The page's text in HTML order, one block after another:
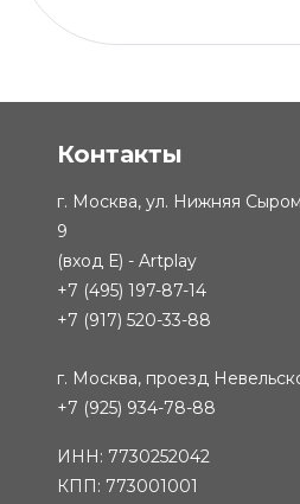
Контакты
г. Москва, ул. Нижняя
9
(вход Е) - Artplay
+7 (495) 197-87-14
+7 (917) 520-33-88
г. Москва, проезд
+7 (925) 934-78-88
ИНН: 7730252042
КПП: 773001001